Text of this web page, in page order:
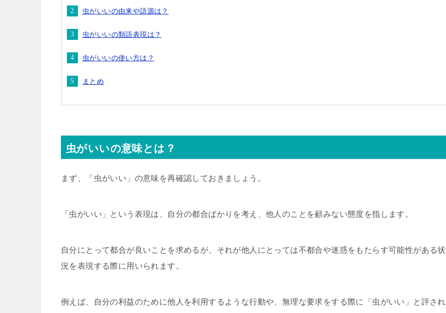
虫がいいの由来や語源は？
虫がいいの類語表現は？
虫がいいの使い方は？
まとめ
虫がいいの意味とは？
まず、「虫がいい」の意味を再確認しておきましょう。
「虫がいい」という表現は、自分の都合ばかりを考え、他人のことを顧みない態度を指します。
自分にとって都合が良いことを求めるが、それが他人にとっては不都合や迷惑をもたらす可能性がある状
況を表現する際に用いられます。
例えば、自分の利益のために他人を利用するような行動や、無理な要求をする際に「虫がいい」と評され